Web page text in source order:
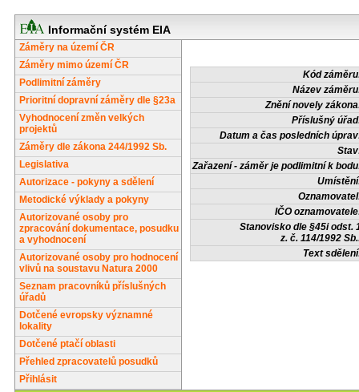
Informační systém EIA
Záměry na území ČR
Záměry mimo území ČR
Podlimitní záměry
Prioritní dopravní záměry dle §23a
Vyhodnocení změn velkých
projektů
Záměry dle zákona 244/1992 Sb.
Legislativa
Autorizace - pokyny a sdělení
Metodické výklady a pokyny
Autorizované osoby pro
zpracování dokumentace, posudku
a vyhodnocení
Autorizované osoby pro hodnocení
vlivů na soustavu Natura 2000
Seznam pracovníků příslušných
úřadů
Dotčené evropsky významné
lokality
Dotčené ptačí oblasti
Přehled zpracovatelů posudků
Přihlásit
Kód
Název
Znění novely
Příslušný
Datum a čas posledních
Zařazení - záměr je podlimitní k
IČO
Stanovisko dle §45i odst.
z. č. 114/1992
Text